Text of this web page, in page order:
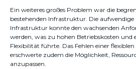
Ein weiteres großes Problem war die
bestehenden Infrastruktur. Die
Infrastruktur konnte den wachsenden
werden, was zu hohen Betriebskosten und
Flexibilität führte. Das Fehlen einer
erschwerte zudem die Möglichkeit,
anzupassen.